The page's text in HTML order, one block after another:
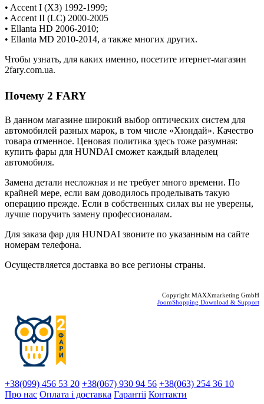
• Accent I (XЗ) 1992-1999;
• Accent II (LC) 2000-2005
• Ellanta HD 2006-2010;
• Ellanta MD 2010-2014, а также многих других.
Чтобы узнать, для каких именно, посетите итернет-магазин
2fary.com.ua.
Почему 2 FARY
В данном магазине широкий выбор оптических систем для
автомобилей разных марок, в том числе «Хюндай». Качество
товара отменное. Ценовая политика здесь тоже разумная:
купить фары для HUNDAI сможет каждый владелец
автомобиля.
Замена детали несложная и не требует много времени. По
крайней мере, если вам доводилось проделывать такую
операцию прежде. Если в собственных силах вы не уверены,
лучше поручить замену профессионалам.
Для заказа фар для HUNDAI звоните по указанным на сайте
номерам телефона.
Осуществляется доставка во все регионы страны.
Copyright MAXXmarketing GmbH
JoomShopping Download & Support
+38(099) 456 53 20 +38(067) 930 94 56 +38(063) 254 36 10
Про нас Оплата і доставка Гарантіi Контакти